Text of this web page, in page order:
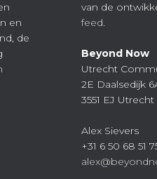
en
de
van de
feed.
Beyond Now
Utrecht
2E Daalsedijk
3551 EJ Utrecht
Alex Sievers
+31 6 50 68 51